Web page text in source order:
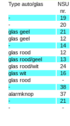
Type auto/glas NSU
nr.
-
19
-
20
glas geel
21
glas geel
12
-
14
glas rood
12
glas rood/geel
13
glas rood/wit
24
glas wit
16
glas rood
-
-
38
alarmknop
37
-
21
-
-